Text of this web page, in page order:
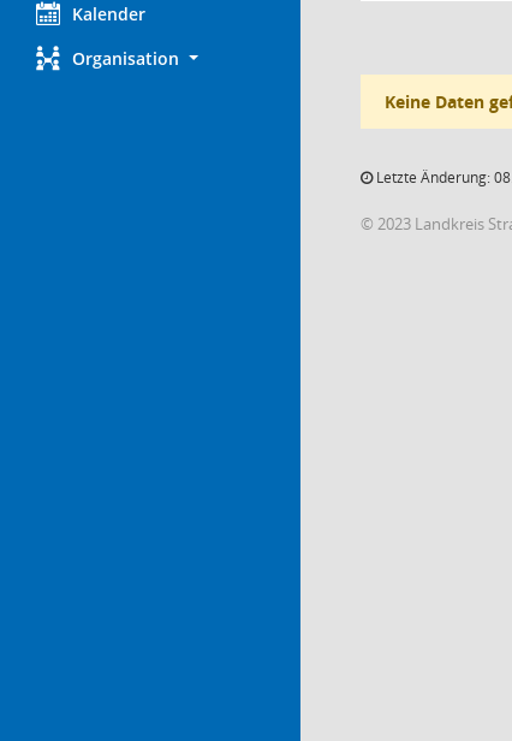
Kalender
Organisation
Keine Daten
Letzte Änderung:
© 2023 Landkreis